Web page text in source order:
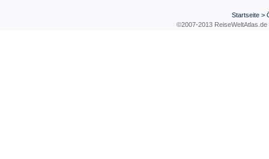
Startseite >
©2007-2013